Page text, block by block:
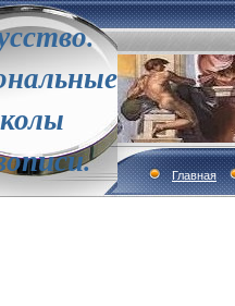
Главная